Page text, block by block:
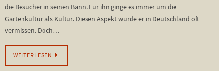
die Besucher in seinen Bann. Für ihn ginge es immer um die
Gartenkultur als Kultur. Diesen Aspekt würde er in Deutschland oft
vermissen. Doch…
WEITERLESEN